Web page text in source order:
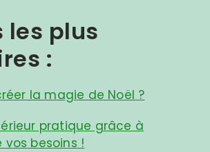
les plus
:
la magie de Noël ?
pratique grâce à
vos besoins !